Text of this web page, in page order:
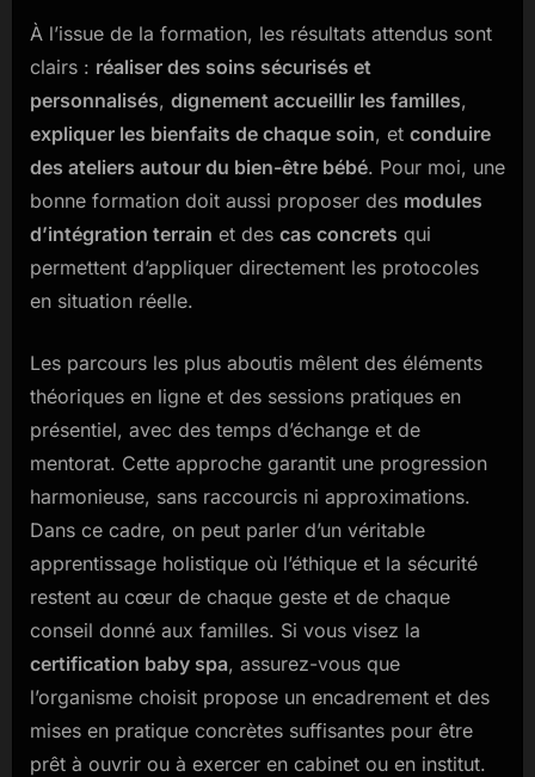
À l’issue de la formation, les résultats attendus sont
clairs : réaliser des soins sécurisés et
personnalisés, dignement accueillir les familles,
expliquer les bienfaits de chaque soin, et conduire
des ateliers autour du bien-être bébé. Pour moi, une
bonne formation doit aussi proposer des modules
d’intégration terrain et des cas concrets qui
permettent d’appliquer directement les protocoles
en situation réelle.
Les parcours les plus aboutis mêlent des éléments
théoriques en ligne et des sessions pratiques en
présentiel, avec des temps d’échange et de
mentorat. Cette approche garantit une progression
harmonieuse, sans raccourcis ni approximations.
Dans ce cadre, on peut parler d’un véritable
apprentissage holistique où l’éthique et la sécurité
restent au cœur de chaque geste et de chaque
conseil donné aux familles. Si vous visez la
certification baby spa, assurez-vous que
l’organisme choisit propose un encadrement et des
mises en pratique concrètes suffisantes pour être
prêt à ouvrir ou à exercer en cabinet ou en institut.